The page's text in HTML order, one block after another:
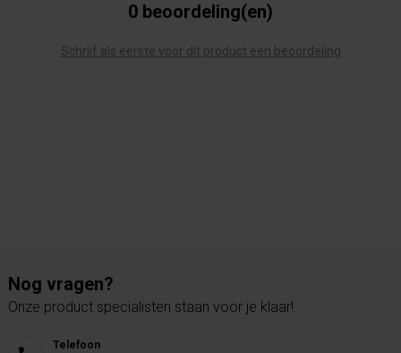
0 beoordeling(en)
Schrijf als eerste voor dit product een beoordeling
Nog vragen?
Onze product specialisten staan voor je klaar!
Telefoon